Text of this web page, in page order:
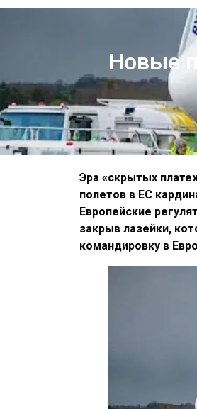
Новые
Эра «скрытых
полетов в ЕС
Европейские
закрыв лазейки,
командировку в